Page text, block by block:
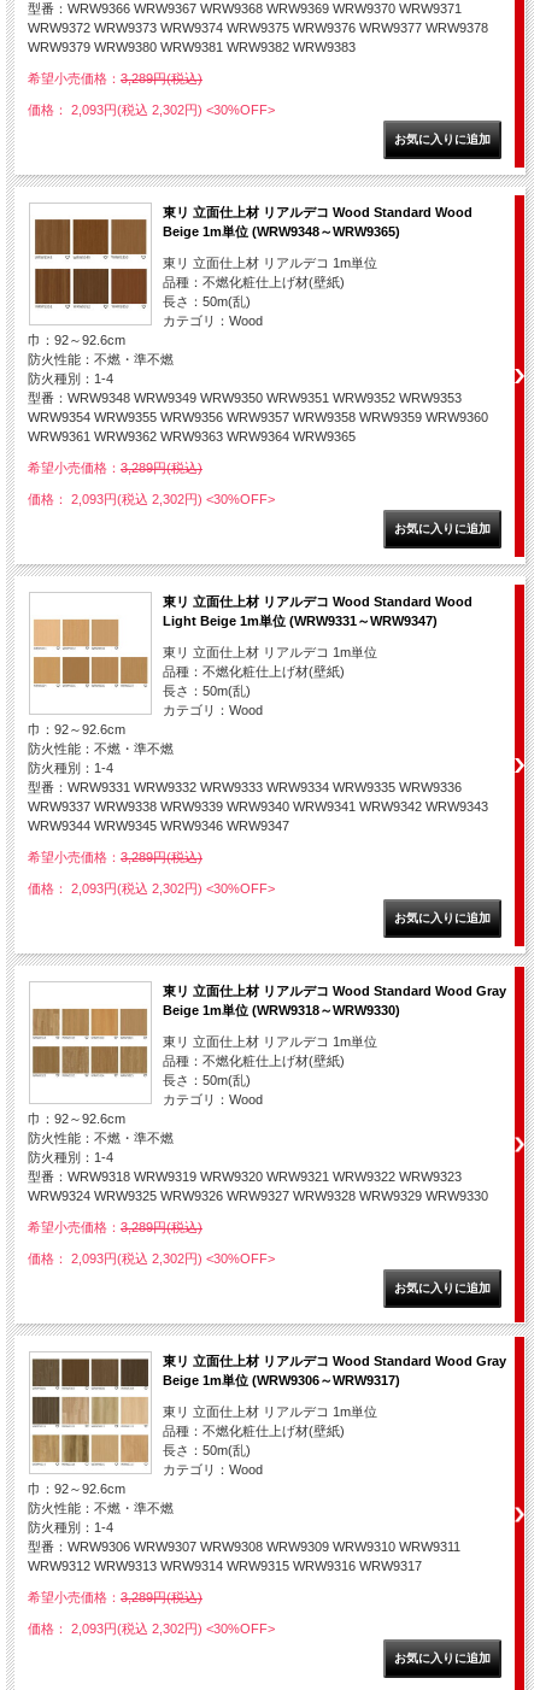
型番：WRW9366 WRW9367 WRW9368 WRW9369 WRW9370 WRW9371
WRW9372 WRW9373 WRW9374 WRW9375 WRW9376 WRW9377 WRW9378
WRW9379 WRW9380 WRW9381 WRW9382 WRW9383
希望小売価格： 3,289円(税込)
価格： 2,093円(税込 2,302円) <30%OFF>
東リ 立面仕上材 リアルデコ Wood Standard Wood
Beige 1m単位 (WRW9348～WRW9365)
東リ 立面仕上材 リアルデコ 1m単位
品種：不燃化粧仕上げ材(壁紙)
長さ：50m(乱)
カテゴリ：Wood
巾：92～92.6cm
防火性能：不燃・準不燃
防火種別：1-4
型番：WRW9348 WRW9349 WRW9350 WRW9351 WRW9352 WRW9353
WRW9354 WRW9355 WRW9356 WRW9357 WRW9358 WRW9359 WRW9360
WRW9361 WRW9362 WRW9363 WRW9364 WRW9365
希望小売価格： 3,289円(税込)
価格： 2,093円(税込 2,302円) <30%OFF>
東リ 立面仕上材 リアルデコ Wood Standard Wood
Light Beige 1m単位 (WRW9331～WRW9347)
東リ 立面仕上材 リアルデコ 1m単位
品種：不燃化粧仕上げ材(壁紙)
長さ：50m(乱)
カテゴリ：Wood
巾：92～92.6cm
防火性能：不燃・準不燃
防火種別：1-4
型番：WRW9331 WRW9332 WRW9333 WRW9334 WRW9335 WRW9336
WRW9337 WRW9338 WRW9339 WRW9340 WRW9341 WRW9342 WRW9343
WRW9344 WRW9345 WRW9346 WRW9347
希望小売価格： 3,289円(税込)
価格： 2,093円(税込 2,302円) <30%OFF>
東リ 立面仕上材 リアルデコ Wood Standard Wood Gray
Beige 1m単位 (WRW9318～WRW9330)
東リ 立面仕上材 リアルデコ 1m単位
品種：不燃化粧仕上げ材(壁紙)
長さ：50m(乱)
カテゴリ：Wood
巾：92～92.6cm
防火性能：不燃・準不燃
防火種別：1-4
型番：WRW9318 WRW9319 WRW9320 WRW9321 WRW9322 WRW9323
WRW9324 WRW9325 WRW9326 WRW9327 WRW9328 WRW9329 WRW9330
希望小売価格： 3,289円(税込)
価格： 2,093円(税込 2,302円) <30%OFF>
東リ 立面仕上材 リアルデコ Wood Standard Wood Gray
Beige 1m単位 (WRW9306～WRW9317)
東リ 立面仕上材 リアルデコ 1m単位
品種：不燃化粧仕上げ材(壁紙)
長さ：50m(乱)
カテゴリ：Wood
巾：92～92.6cm
防火性能：不燃・準不燃
防火種別：1-4
型番：WRW9306 WRW9307 WRW9308 WRW9309 WRW9310 WRW9311
WRW9312 WRW9313 WRW9314 WRW9315 WRW9316 WRW9317
希望小売価格： 3,289円(税込)
価格： 2,093円(税込 2,302円) <30%OFF>